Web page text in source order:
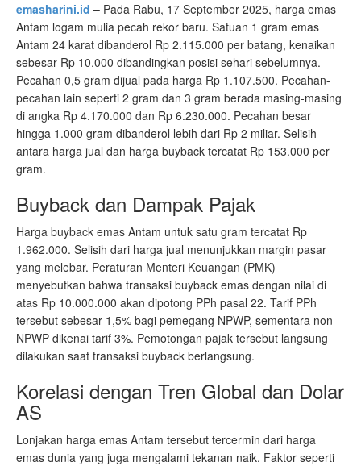
emasharini.id – Pada Rabu, 17 September 2025, harga emas
Antam logam mulia pecah rekor baru. Satuan 1 gram emas
Antam 24 karat dibanderol Rp 2.115.000 per batang, kenaikan
sebesar Rp 10.000 dibandingkan posisi sehari sebelumnya.
Pecahan 0,5 gram dijual pada harga Rp 1.107.500. Pecahan-
pecahan lain seperti 2 gram dan 3 gram berada masing-masing
di angka Rp 4.170.000 dan Rp 6.230.000. Pecahan besar
hingga 1.000 gram dibanderol lebih dari Rp 2 miliar. Selisih
antara harga jual dan harga buyback tercatat Rp 153.000 per
gram.
Buyback dan Dampak Pajak
Harga buyback emas Antam untuk satu gram tercatat Rp
1.962.000. Selisih dari harga jual menunjukkan margin pasar
yang melebar. Peraturan Menteri Keuangan (PMK)
menyebutkan bahwa transaksi buyback emas dengan nilai di
atas Rp 10.000.000 akan dipotong PPh pasal 22. Tarif PPh
tersebut sebesar 1,5% bagi pemegang NPWP, sementara non-
NPWP dikenai tarif 3%. Pemotongan pajak tersebut langsung
dilakukan saat transaksi buyback berlangsung.
Korelasi dengan Tren Global dan Dolar
AS
Lonjakan harga emas Antam tersebut tercermin dari harga
emas dunia yang juga mengalami tekanan naik. Faktor seperti